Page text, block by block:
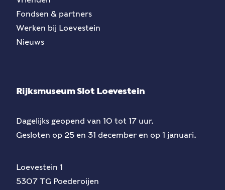
Fondsen & partners
Werken bij Loevestein
Nieuws
Rijksmuseum Slot Loevestein
Dagelijks geopend van 10 tot 17 uur.
Gesloten op 25 en 31 december en op 1 januari.
Loevestein 1
5307 TG Poederoijen